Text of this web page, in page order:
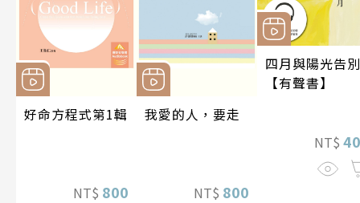
好命方程式第1輯
NT$ 800
我愛的人，要走
NT$ 800
四月與陽光告別
【有聲書】
NT$